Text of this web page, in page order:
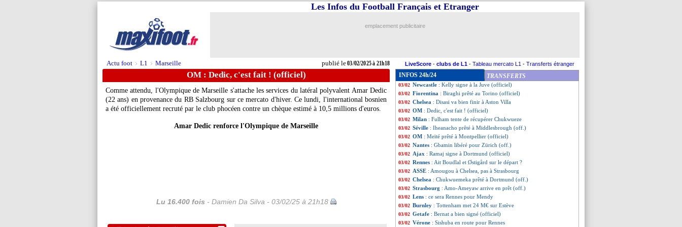
Actu foot > L1 > Marseille publié le03/02/2025 à 21h18
Les Infos du Football Français et Etranger
emplacement publicitaire
LiveScore - clubs de L1 - Tableau mercato L1 - Transferts étranger
OM : Dedic, c'est fait ! (officiel)
Comme attendu, l'Olympique de Marseille s'attache les services du latéral polyvalent Amar Dedic
(22 ans) en provenance du RB Salzbourg sur ce mercato d'hiver. Ce lundi, l'international bosnien
a été officiellement recruté par le club phocéen contre un chèque estimé à 10,5 millions d'euros.
Amar Dedic renforce l'Olympique de Marseille
Lu 16.400 fois - Damien Da Silva - 03/02/25 à 21h18
INFOS 24h/24 TRANSFERTS
03/02 Lyon: l'exclusion évitée en C3 !
03/02 Barça
03/02 Galatasaray: Batshuayi part à Francfort (off.)
03/02 Rennes: Østigård prêté à Hoffenheim (off.)
03/02 Newcastle : Kelly signe à la Juve (officiel)
03/02 Fiorentina : Biraghi prêté au Torino (officiel)
03/02 Chelsea : Disasi va bien finir à Aston Villa
03/02 OM : Dedic, c'est fait ! (officiel)
03/02 Milan : Fulham tente de récupérer Chukwueze
03/02 Séville : Iheanacho prêté à Middlesbrough (off.)
03/02 OM : Meïté prêté à Montpellier (officiel)
03/02 Nantes : Gbamin libéré pour Zürich (off.)
03/02 Ajax : Ramaj signe à Dortmund (officiel)
03/02 Rennes : Ait Boudlal et Østigård sur le départ ?
03/02 ASSE : Amougou à Chelsea, pas à Strasbourg
03/02 Chelsea : Chukwuemeka prêté à Dortmund (off.)
03/02 Strasbourg : Amo-Ameyaw arrive en prêt (off.)
03/02 Lens : ce sera Rennes pour Mendy
03/02 Burnley : Tottenham met 24 M€ sur Estève
03/02 Getafe : Bernat a bien signé (officiel)
03/02 Vérone : Sishuba en route pour Rennes